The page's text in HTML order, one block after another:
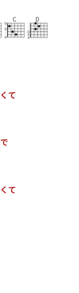
C D
く て
で
く て